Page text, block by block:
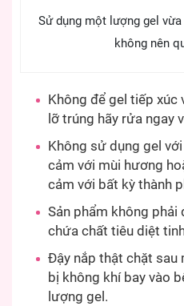
Sử dụng một lượng gel
không nên
Không để gel tiếp xúc
lỡ trúng hãy rửa ngay
Không sử dụng gel
cảm với mùi hương
cảm với bất kỳ thành
Sản phẩm không phải
chứa chất tiêu diệt
Đậy nắp thật chặt sau
bị không khí bay vào
lượng gel.